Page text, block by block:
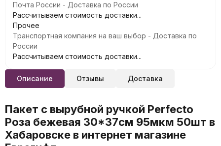
Почта России - Доставка по России
Рассчитываем стоимость доставки...
Прочее
Транспортная компания на ваш выбор - Доставка по
России
Рассчитываем стоимость доставки...
Описание Отзывы Доставка
Пакет с вырубной ручкой Perfecto
Роза бежевая 30*37см 95мкм 50шт в
Хабаровске в интернет магазине